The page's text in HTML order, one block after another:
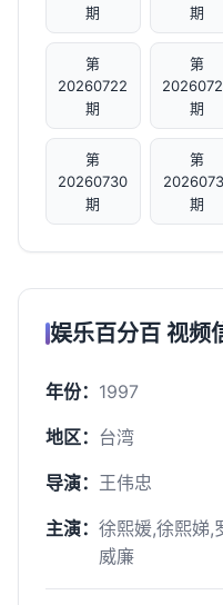
期
期
第
20260722
期
第
期
第
20260730
期
第
期
娱乐百分百 视频
年份： 1997
地区： 台湾
导演： 王伟忠
主演： 徐熙媛,徐熙娣,
威廉